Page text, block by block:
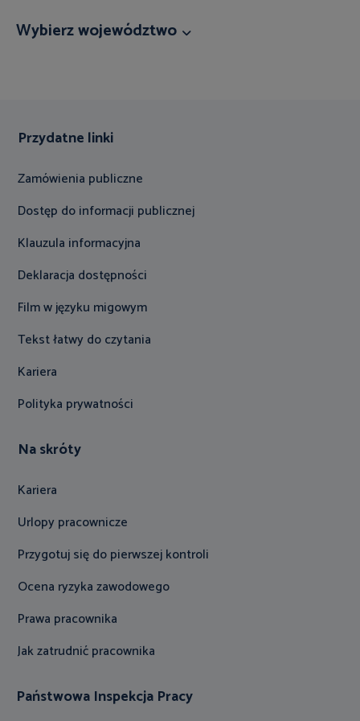
Wybierz województwo
Przydatne linki
Zamówienia publiczne
Dostęp do informacji publicznej
Klauzula informacyjna
Deklaracja dostępności
Film w języku migowym
Tekst łatwy do czytania
Kariera
Polityka prywatności
Na skróty
Kariera
Urlopy pracownicze
Przygotuj się do pierwszej kontroli
Ocena ryzyka zawodowego
Prawa pracownika
Jak zatrudnić pracownika
Państwowa Inspekcja Pracy